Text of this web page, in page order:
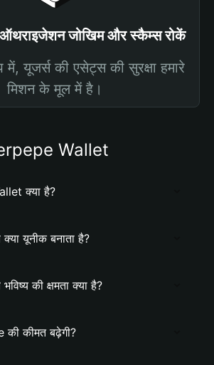
जोखिम और स्कैम्स रोकें
यूजर्स की एसेट्स की सुरक्षा हमारे
मिशन के मूल में है।
Wallet
क्या है?
यूनीक बनाता है?
की क्षमता क्या है?
कीमत बढ़ेगी?